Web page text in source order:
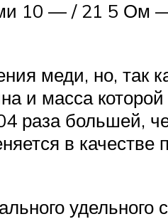
10 — / 21 5 Ом
меди, но, так
и масса
раза большей,
в качестве